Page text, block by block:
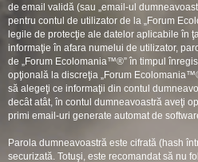
de email validă (sau „email-ul
pentru contul de utilizator de la „Forum
legile de protecţie ale datelor aplicabile în
informaţie în afara numelui de utilizator,
de „Forum Ecolomania™®” în timpul
opţională la discreţia „Forum
să alegeţi ce informaţii din contul
decât atât, în contul dumneavoastră aveţi
primi email-uri generate automat de
Parola dumneavoastră este cifrată (hash
securizată. Totuşi, este recomandat să nu